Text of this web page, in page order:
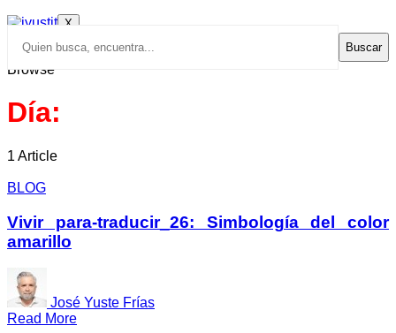
X
Buscar
Browse
Día:
1 Article
BLOG
Vivir para-traducir_26: Simbología del color
amarillo
José Yuste Frías
Read More